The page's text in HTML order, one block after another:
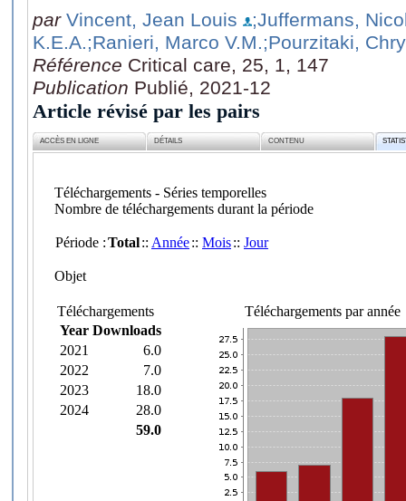
par Vincent, Jean Louis
;Juffermans,
K.E.A.;Ranieri, Marco V.M.;Pourzitaki,
Référence Critical care, 25, 1, 147
Publication Publié, 2021-12
Article révisé par les pairs
ACCÈS EN LIGNE DÉTAILS CONTENU